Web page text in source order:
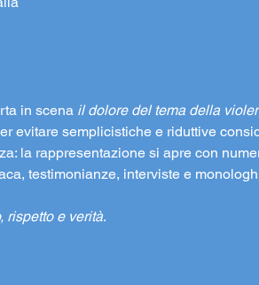
in scena il dolore del tema della
evitare semplicistiche e riduttive
la rappresentazione si apre con
testimonianze, interviste e
rispetto e verità.